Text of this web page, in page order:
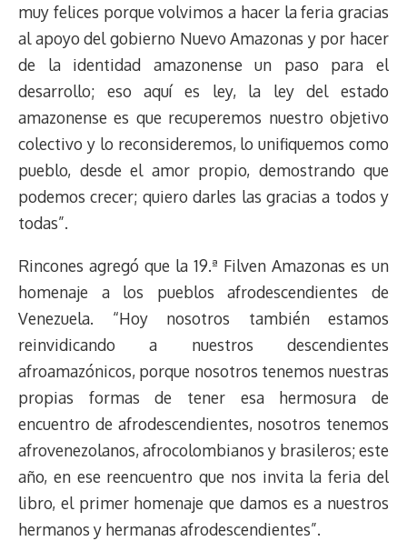
muy felices porque volvimos a hacer la feria gracias
al apoyo del gobierno Nuevo Amazonas y por hacer
de la identidad amazonense un paso para el
desarrollo; eso aquí es ley, la ley del estado
amazonense es que recuperemos nuestro objetivo
colectivo y lo reconsideremos, lo unifiquemos como
pueblo, desde el amor propio, demostrando que
podemos crecer; quiero darles las gracias a todos y
todas”.
Rincones agregó que la 19.ª Filven Amazonas es un
homenaje a los pueblos afrodescendientes de
Venezuela. “Hoy nosotros también estamos
reinvidicando a nuestros descendientes
afroamazónicos, porque nosotros tenemos nuestras
propias formas de tener esa hermosura de
encuentro de afrodescendientes, nosotros tenemos
afrovenezolanos, afrocolombianos y brasileros; este
año, en ese reencuentro que nos invita la feria del
libro, el primer homenaje que damos es a nuestros
hermanos y hermanas afrodescendientes”.